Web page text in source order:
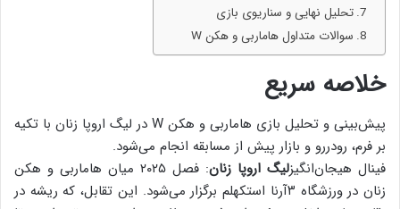
تحلیل نهایی و سناریوی بازی
سوالات متداول هاماربی و هکن W
خلاصه سریع
پیش‌بینی و تحلیل بازی هاماربی و هکن W در لیگ اروپا زنان با تکیه
بر فرم، رودررو و بازار پیش از مسابقه انجام می‌شود.
فینال هیجان‌انگیزلیگ اروپا زنان
: فصل ۲۰۲۵ میان هاماربی و هکن
زنان در ورزشگاه ۳آرنا استکهلم برگزار می‌شود. این تقابل، که ریشه در